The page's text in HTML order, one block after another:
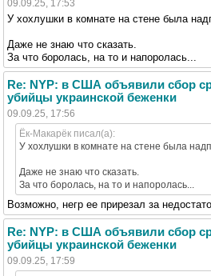
09.09.25, 17:53
У хохлушки в комнате на стене была
Даже не знаю что сказать.
За что боролась, на то и напоролась...
Re: NYP: в США объявили сбор
убийцы украинской беженки
09.09.25, 17:56
Ёк-Макарёк писал(а):
У хохлушки в комнате на стене была
Даже не знаю что сказать.
За что боролась, на то и напоролась...
Возможно, негр ее прирезал за
Re: NYP: в США объявили сбор
убийцы украинской беженки
09.09.25, 17:59